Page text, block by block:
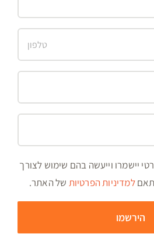
יישמרו וייעשה בהם שימוש לצורך
למדיניות הפרטיות של האתר.